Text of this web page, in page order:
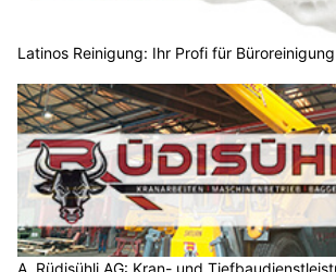
Latinos Reinigung: Ihr Profi für